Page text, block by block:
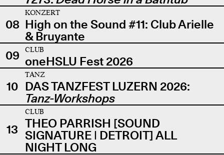
08
KONZERT
High on the Sound #11: Club Arielle
& Bruyante
09
CLUB
oneHSLU Fest 2026
10
TANZ
DAS TANZFEST LUZERN 2026:
Tanz-Workshops
13
CLUB
THEO PARRISH [SOUND
SIGNATURE | DETROIT] ALL
NIGHT LONG